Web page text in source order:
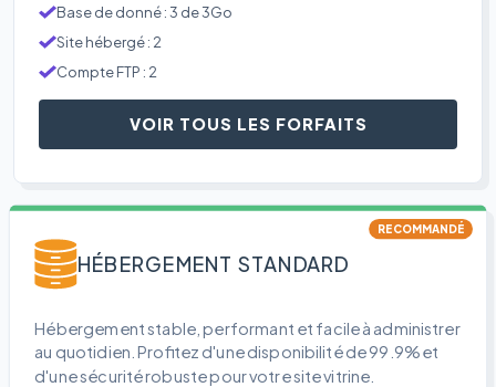
Base de donné : 3 de 3Go
Site hébergé : 2
Compte FTP : 2
VOIR TOUS LES FORFAITS
RECOMMANDÉ
HÉBERGEMENT STANDARD
Hébergement stable, performant et facile à administrer
au quotidien. Profitez d'une disponibilité de 99.9% et
d'une sécurité robuste pour votre site vitrine.